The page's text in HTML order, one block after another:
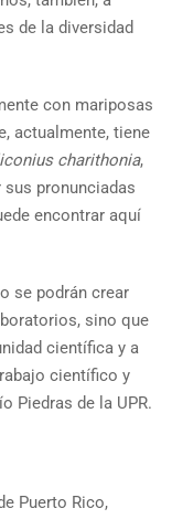
de la diversidad
con mariposas
actualmente, tiene
charithonia,
pronunciadas
encontrar aquí
se podrán crear
sino que
científica y a
científico y
Piedras de la UPR.
Puerto Rico,